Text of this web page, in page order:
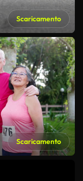
Scaricamento
Scaricamento